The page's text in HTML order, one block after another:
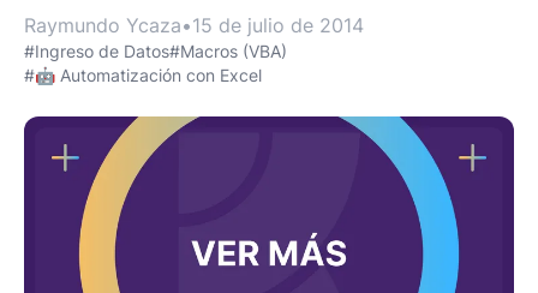
Raymundo Ycaza•15 de julio de 2014
#Ingreso de Datos#Macros (VBA)
#🤖 Automatización con Excel